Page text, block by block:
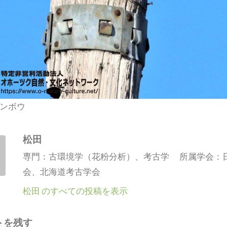
ボウ
松田
専門：古環境学（花粉分析）、考古学 所属学会：
会、北海道考古学会
松田 のすべての投稿を表示
を残す